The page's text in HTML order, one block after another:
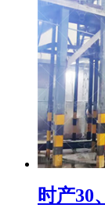
时产30